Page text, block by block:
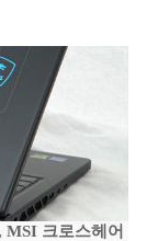
크로스헤어